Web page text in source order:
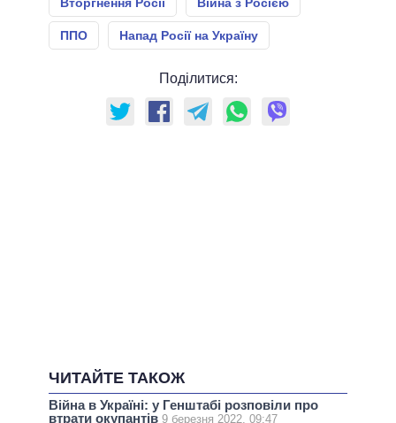
ППО Напад Росії на Україну
Поділитися:
ЧИТАЙТЕ ТАКОЖ
Війна в Україні: у Генштабі розповіли про
втрати окупантів 9 березня 2022, 09:47